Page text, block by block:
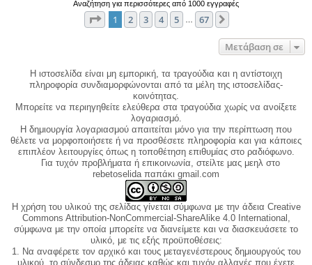
Αναζήτηση για περισσότερες από 1000 εγγραφές
Σελίδα από67
1 2 3 4 5 67
Μετάβαση σε
Η ιστοσελίδα είναι μη εμπορική, τα τραγούδια και η αντίστοιχη
πληροφορία συνδιαμορφώνονται από τα μέλη της ιστοσελίδας-
κοινότητας.
Μπορείτε να περιηγηθείτε ελεύθερα στα τραγούδια χωρίς να ανοίξετε
λογαριασμό.
Η δημιουργία λογαριασμού απαιτείται μόνο για την περίπτωση που
θέλετε να μορφοποιήσετε ή να προσθέσετε πληροφορία και για κάποιες
επιπλέον λειτουργίες όπως η τοποθέτηση επιθυμίας στο ραδιόφωνο.
Για τυχόν προβλήματα ή επικοινωνία, στείλτε μας μεηλ στο
rebetoselida παπάκι gmail.com
Η χρήση του υλικού της σελίδας γίνεται σύμφωνα με την άδεια Creative
Commons Attribution-NonCommercial-ShareAlike 4.0 International,
σύμφωνα με την οποία μπορείτε να διανείμετε και να διασκευάσετε το
υλικό, με τις εξής προϋποθέσεις:
1. Να αναφέρετε τον αρχικό και τους μεταγενέστερους δημιουργούς του
υλικού, το σύνδεσμο της άδειας καθώς και τυχόν αλλαγές που έχετε